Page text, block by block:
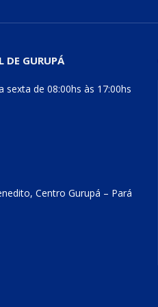
DE GURUPÁ
de 08:00hs às 17:00hs
Centro Gurupá – Pará